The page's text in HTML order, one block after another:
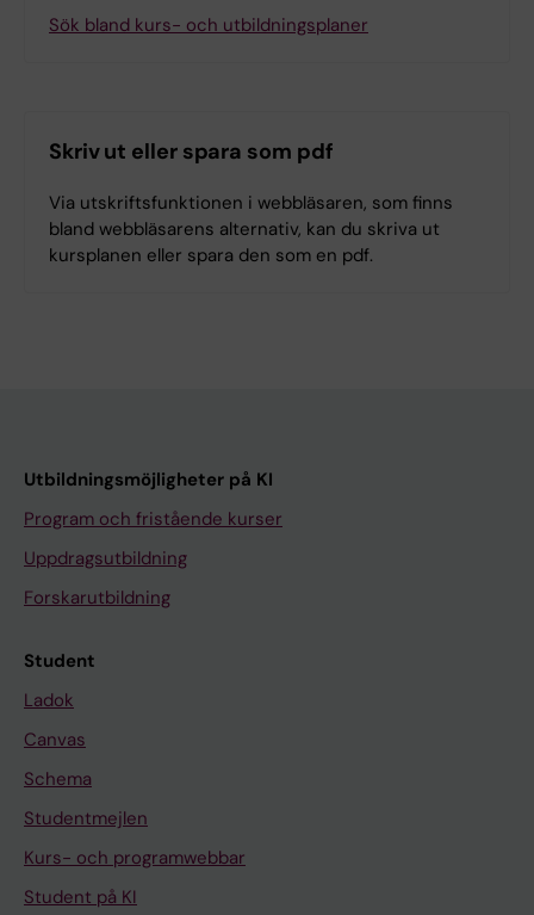
Sök bland kurs- och utbildningsplaner
Skriv ut eller spara som pdf
Via utskriftsfunktionen i webbläsaren, som finns
bland webbläsarens alternativ, kan du skriva ut
kursplanen eller spara den som en pdf.
Utbildningsmöjligheter på KI
Program och fristående kurser
Uppdragsutbildning
Forskarutbildning
Student
Ladok
Canvas
Schema
Studentmejlen
Kurs- och programwebbar
Student på KI